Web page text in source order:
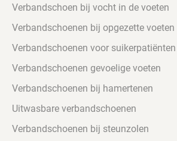
Verbandschoen bij vocht in de voeten
Verbandschoenen bij opgezette voeten
Verbandschoenen voor suikerpatiënten
Verbandschoenen gevoelige voeten
Verbandschoenen bij hamertenen
Uitwasbare verbandschoenen
Verbandschoenen bij steunzolen